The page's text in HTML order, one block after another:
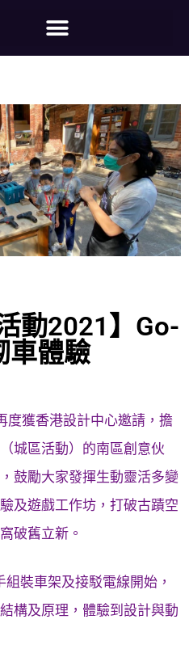
動2021】Go-
車體驗
度獲香港設計中心邀請，擔
城區活動）的南區創意伙
鼓勵大家發揮生動靈活多變
及遊戲工作坊，打破古蹟空
破舊立新。
組裝車架及接駁電線開始，
構及原理，體驗到設計與動